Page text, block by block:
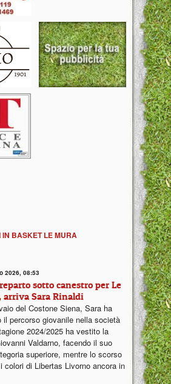
IN BASKET LE MURA
2026, 08:53
sotto canestro per Le
Sara Rinaldi
del Costone Siena, Sara ha
percorso giovanile nella società
2024/2025 ha vestito la
Valdarno, facendo il suo
superiore, mentre lo scorso
colori di Libertas Livorno ancora in